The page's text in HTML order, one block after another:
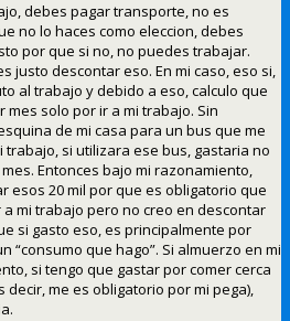
debes pagar transporte, no es
no lo haces como eleccion, debes
por que si no, no puedes trabajar.
justo descontar eso. En mi caso, eso si,
al trabajo y debido a eso, calculo que
mes solo por ir a mi trabajo. Sin
de mi casa para un bus que me
trabajo, si utilizara ese bus, gastaria no
Entonces bajo mi razonamiento,
esos 20 mil por que es obligatorio que
mi trabajo pero no creo en descontar
si gasto eso, es principalmente por
“consumo que hago”. Si almuerzo en mi
si tengo que gastar por comer cerca
decir, me es obligatorio por mi pega),